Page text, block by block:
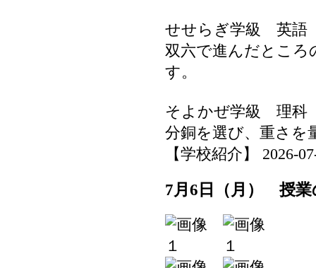
せせらぎ学級 英語
双六で進んだところ
す。
そよかぜ学級 理科
分銅を選び、重さを
【学校紹介】 2026-
7月6日（月） 授業